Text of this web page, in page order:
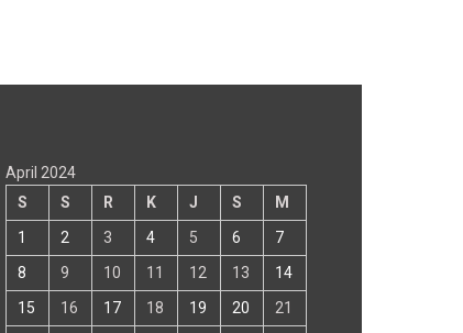
April 2024
S
S R K J S
M
1
2 3 4 5 6
7
8
9 10 11 12 13
14
15
16 17 18 19 20 21